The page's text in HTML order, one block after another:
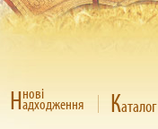
Ннові
адходження Каталог